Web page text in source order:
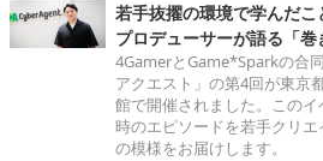
若手抜擢の環境で学んだ
プロデューサーが語る「
4GamerとGame*Sparkの合
アクエスト」の第4回が東京
館で開催されました。この
時のエピソードを若手クリ
の模様をお届けします。